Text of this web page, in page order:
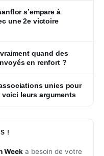
s’empare à
une 2e victoire
quand des
en renfort ?
unies pour
leurs arguments
!
Week a besoin de votre